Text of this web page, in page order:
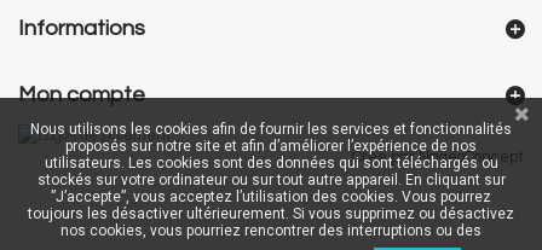
Informations
Mon compte
Créé par NageoConcept
Nous utilisons les cookies afin de fournir les services et fonctionnalités
proposés sur notre site et afin d’améliorer l’expérience de nos
utilisateurs. Les cookies sont des données qui sont téléchargés ou
stockés sur votre ordinateur ou sur tout autre appareil. En cliquant sur
”J’accepte”, vous acceptez l’utilisation des cookies. Vous pourrez
toujours les désactiver ultérieurement. Si vous supprimez ou désactivez
nos cookies, vous pourriez rencontrer des interruptions ou des